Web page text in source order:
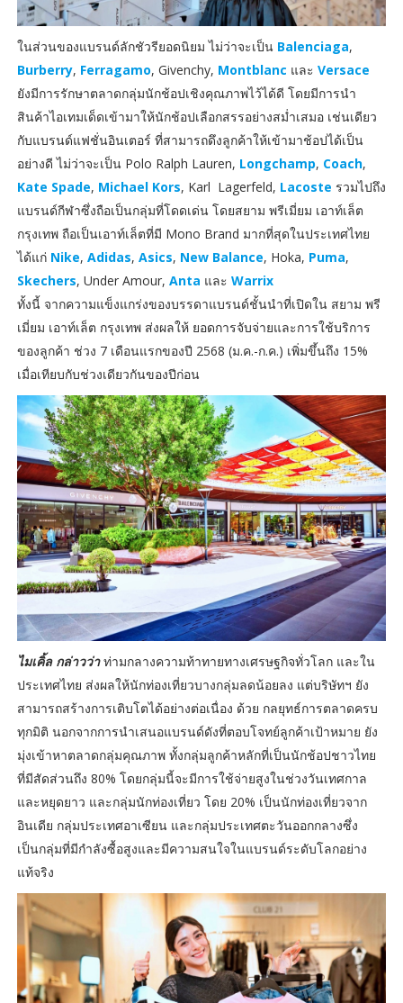
ในส่วนของแบรนด์ลักชัวรียอดนิยม ไม่ว่าจะเป็น Balenciaga,
Burberry, Ferragamo, Givenchy, Montblanc และ Versace
ยังมีการรักษาตลาดกลุ่มนักช้อปเชิงคุณภาพไว้ได้ดี โดยมีการนำ
สินค้าไอเทมเด็ดเข้ามาให้นักช้อปเลือกสรรอย่างสม่ำเสมอ เช่นเดียว
กับแบรนด์แฟชั่นอินเตอร์ ที่สามารถดึงลูกค้าให้เข้ามาช้อปได้เป็น
อย่างดี ไม่ว่าจะเป็น Polo Ralph Lauren, Longchamp, Coach,
Kate Spade, Michael Kors, Karl Lagerfeld, Lacoste รวมไปถึง
แบรนด์กีฬาซึ่งถือเป็นกลุ่มที่โดดเด่น โดยสยาม พรีเมี่ยม เอาท์เล็ต
กรุงเทพ ถือเป็นเอาท์เล็ตที่มี Mono Brand มากที่สุดในประเทศไทย
ได้แก่ Nike, Adidas, Asics, New Balance, Hoka, Puma,
Skechers, Under Amour, Anta และ Warrix
ทั้งนี้ จากความแข็งแกร่งของบรรดาแบรนด์ชั้นนำที่เปิดใน สยาม พรี
เมี่ยม เอาท์เล็ต กรุงเทพ ส่งผลให้ ยอดการจับจ่ายและการใช้บริการ
ของลูกค้า ช่วง 7 เดือนแรกของปี 2568 (ม.ค.-ก.ค.) เพิ่มขึ้นถึง 15%
เมื่อเทียบกับช่วงเดียวกันของปีก่อน
ไมเคิ้ล กล่าวว่าท่ามกลางความท้าทายทางเศรษฐกิจทั่วโลก และใน
ประเทศไทย ส่งผลให้นักท่องเที่ยวบางกลุ่มลดน้อยลง แต่บริษัทฯ ยัง
สามารถสร้างการเติบโตได้อย่างต่อเนื่อง ด้วย กลยุทธ์การตลาดครบ
ทุกมิติ นอกจากการนำเสนอแบรนด์ดังที่ตอบโจทย์ลูกค้าเป้าหมาย ยัง
มุ่งเข้าหาตลาดกลุ่มคุณภาพ ทั้งกลุ่มลูกค้าหลักที่เป็นนักช้อปชาวไทย
ที่มีสัดส่วนถึง 80% โดยกลุ่มนี้จะมีการใช้จ่ายสูงในช่วงวันเทศกาล
และหยุดยาว และกลุ่มนักท่องเที่ยว โดย 20% เป็นนักท่องเที่ยวจาก
อินเดีย กลุ่มประเทศอาเซียน และกลุ่มประเทศตะวันออกกลางซึ่ง
เป็นกลุ่มที่มีกำลังซื้อสูงและมีความสนใจในแบรนด์ระดับโลกอย่าง
แท้จริง